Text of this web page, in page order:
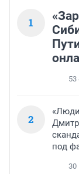
1
53
2
под
30